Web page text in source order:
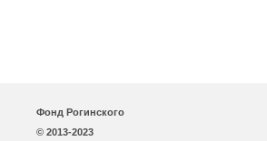
Фонд Рогинского
© 2013-2023